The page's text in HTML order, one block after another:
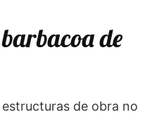
de
de obra no